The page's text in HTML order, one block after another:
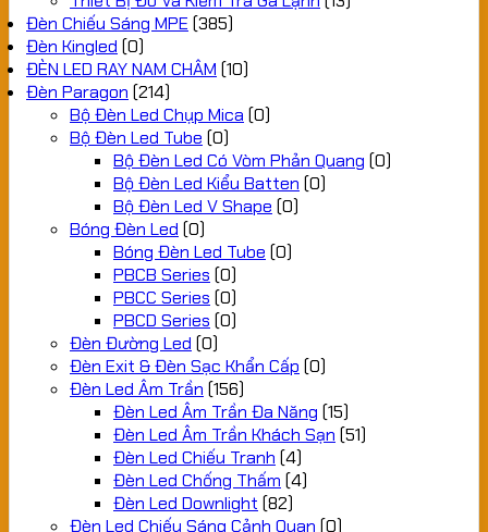
Đèn Chiếu Sáng MPE (385)
Đèn Kingled (0)
ĐÈN LED RAY NAM CHÂM (10)
Đèn Paragon (214)
Bộ Đèn Led Chụp Mica (0)
Bộ Đèn Led Tube (0)
Bộ Đèn Led Có Vòm Phản Quang (0)
Bộ Đèn Led Kiểu Batten (0)
Bộ Đèn Led V Shape (0)
Bóng Đèn Led (0)
Bóng Đèn Led Tube (0)
PBCB Series (0)
PBCC Series (0)
PBCD Series (0)
Đèn Đường Led (0)
Đèn Exit & Đèn Sạc Khẩn Cấp (0)
Đèn Led Âm Trần (156)
Đèn Led Âm Trần Đa Năng (15)
Đèn Led Âm Trần Khách Sạn (51)
Đèn Led Chiếu Tranh (4)
Đèn Led Chống Thấm (4)
Đèn Led Downlight (82)
Đèn Led Chiếu Sáng Cảnh Quan (0)